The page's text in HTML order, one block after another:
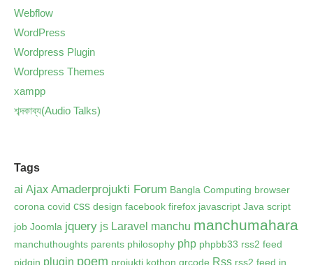
Webflow
WordPress
Wordpress Plugin
Wordpress Themes
xampp
শব্দকাব্য(Audio Talks)
Tags
ai Ajax Amaderprojukti Forum Bangla Computing browser
corona covid css design facebook firefox javascript Java script
job Joomla jquery js Laravel manchu manchumahara
manchuthoughts parents philosophy php phpbb33 rss2 feed
pidgin plugin poem projukti kothon qrcode Rss rss2 feed in